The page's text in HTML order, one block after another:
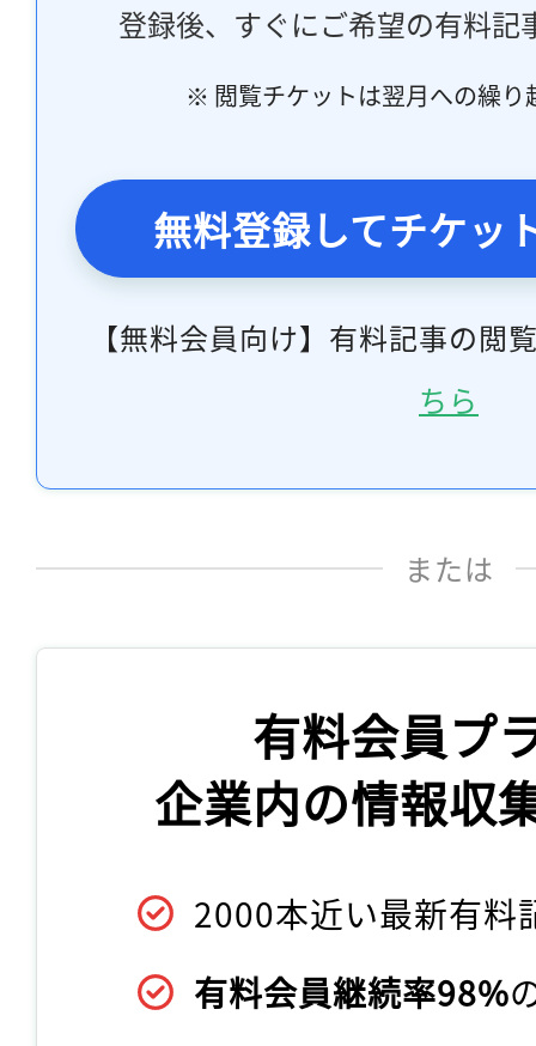
登録後、すぐにご希望の有料記
※ 閲覧チケットは翌月への繰り
無料登録してチケッ
【無料会員向け】有料記事の閲
ちら
または
有料会員プ
企業内の情報収
2000本近い最新有料
有料会員継続率98%